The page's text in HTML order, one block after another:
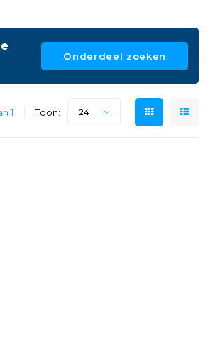
Onderdeel zoeken
1 Toon: 24